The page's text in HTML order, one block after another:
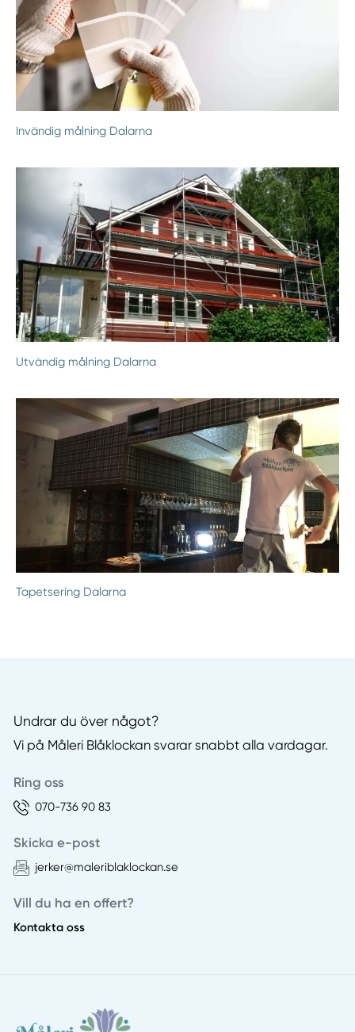
Invändig målning Dalarna
Utvändig målning Dalarna
Tapetsering Dalarna
Undrar du över något?
Vi på Måleri Blåklockan svarar snabbt alla vardagar.
Ring oss
070-736 90 83
Skicka e-post
jerker@maleriblaklockan.se
Vill du ha en offert?
Kontakta oss